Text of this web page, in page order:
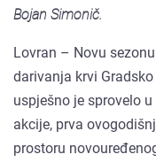
Bojan Simonič.
Lovran – Novu
darivanja krvi
uspješno je sprovelo
akcije, prva
prostoru